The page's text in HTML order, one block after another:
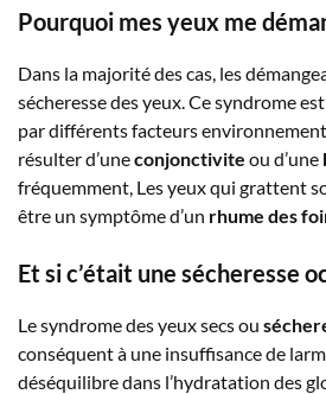
Pourquoi mes yeux me
Dans la majorité des cas, les
sécheresse des yeux. Ce syndrome
par différentsfacteurs
résulter d’uneconjonctivite ou d’une
fréquemment, Les yeux qui grattent
être un symptôme d’un rhume des
Et si c’était une sécheresse
Le syndrome des yeux secs ou
conséquent à une insuffisance de
déséquilibre dans l’hydratation des